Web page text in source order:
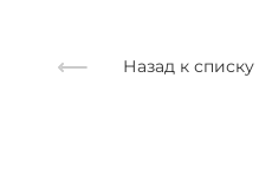
Назад к списку